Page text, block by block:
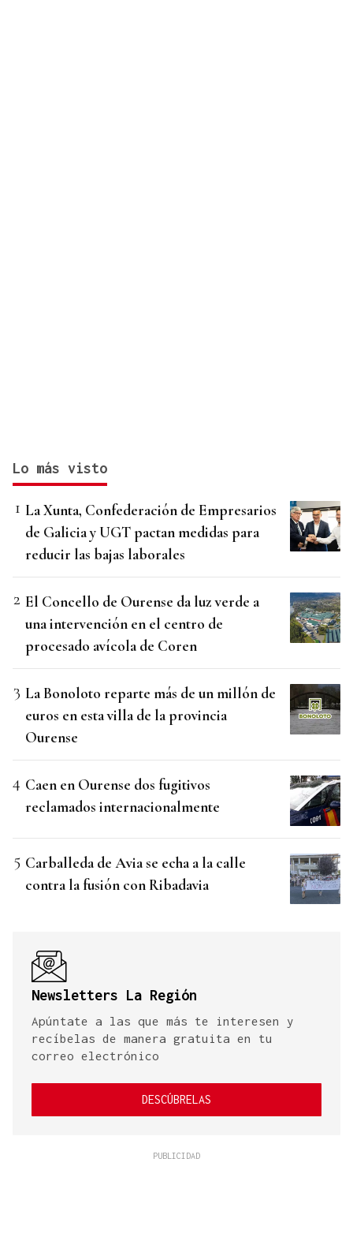
Lo más visto
La Xunta, Confederación de Empresarios
de Galicia y UGT pactan medidas para
reducir las bajas laborales
El Concello de Ourense da luz verde a
una intervención en el centro de
procesado avícola de Coren
La Bonoloto reparte más de un millón de
euros en esta villa de la provincia
Ourense
Caen en Ourense dos fugitivos
reclamados internacionalmente
Carballeda de Avia se echa a la calle
contra la fusión con Ribadavia
Newsletters La Región
Apúntate a las que más te interesen y
recíbelas de manera gratuita en tu
correo electrónico
DESCÚBRELAS